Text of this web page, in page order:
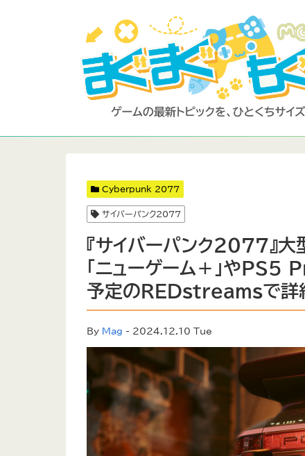
Cyberpunk 2077
サイバーパンク2077
『サイバーパンク2077』
「ニューゲーム＋」や
予定のREDstreamsで詳
By Mag - 2024.12.10 Tue